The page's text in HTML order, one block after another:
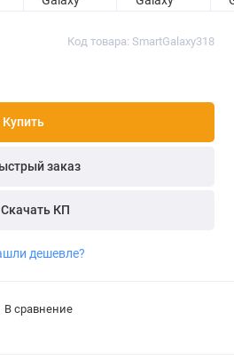
Код товара: SmartGalaxy318
Купить
заказ
Скачать КП
дешевле?
В сравнение